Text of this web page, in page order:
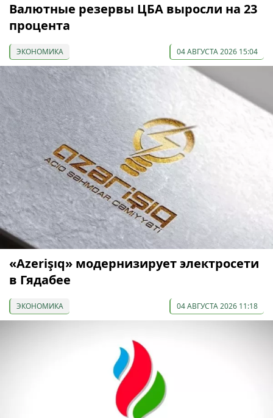
Валютные резервы ЦБА выросли на 23
процента
ЭКОНОМИКА 04 АВГУСТА 2026 15:04
«Azerişıq» модернизирует электросети
в Гядабее
ЭКОНОМИКА 04 АВГУСТА 2026 11:18